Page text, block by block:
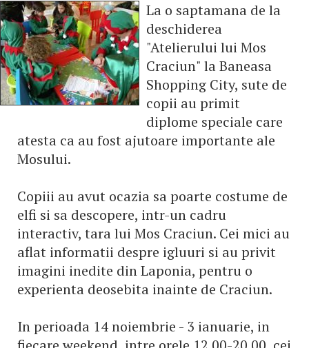
La o saptamana de la
deschiderea
"Atelierului lui Mos
Craciun" la Baneasa
Shopping City, sute de
copii au primit
diplome speciale care
atesta ca au fost ajutoare importante ale
Mosului.
Copiii au avut ocazia sa poarte costume de
elfi si sa descopere, intr-un cadru
interactiv, tara lui Mos Craciun. Cei mici au
aflat informatii despre igluuri si au privit
imagini inedite din Laponia, pentru o
experienta deosebita inainte de Craciun.
In perioada 14 noiembrie - 3 ianuarie, in